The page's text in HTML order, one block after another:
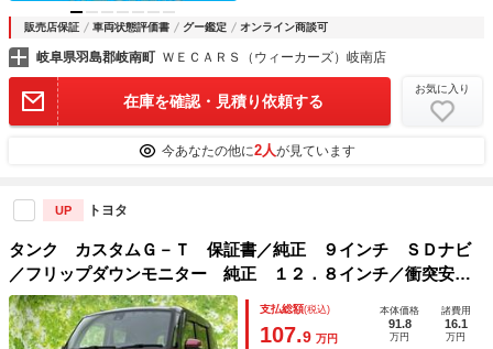
販売店保証 車両状態評価書 グー鑑定 オンライン商談可
岐阜県羽島郡岐南町 ＷＥＣＡＲＳ（ウィーカーズ）岐南店
在庫を確認・見積り依頼する
お気に入り
今あなたの他に2人が見ています
UP トヨタ
タンク カスタムＧ－Ｔ 保証書／純正 ９インチ ＳＤナビ
／フリップダウンモニター 純正 １２．８インチ／衝突安全
装置／両側電動スライドドア／シートヒーター 前席／車線逸
脱防止支援システム／ドライブレコーダー 前後
支払総額(税込)
107.9 万円
本体価格
91.8
万円
諸費用
16.1
万円